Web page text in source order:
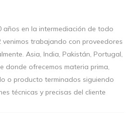
años en la intermediación de todo
venimos trabajando con proveedores
Asia, India, Pakistán, Portugal,
donde ofrecemos materia prima,
o producto terminados siguiendo
técnicas y precisas del cliente